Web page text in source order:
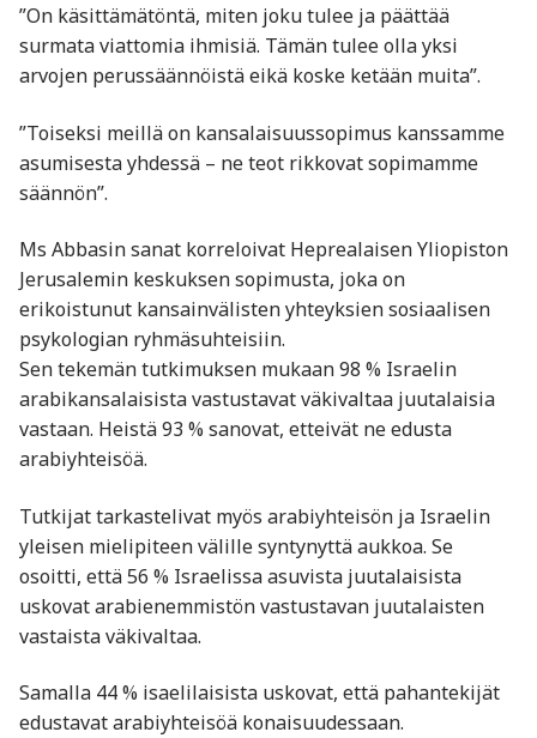
”On käsittämätöntä, miten joku tulee ja päättää
surmata viattomia ihmisiä. Tämän tulee olla yksi
arvojen perussäännöistä eikä koske ketään muita”.
”Toiseksi meillä on kansalaisuussopimus kanssamme
asumisesta yhdessä – ne teot rikkovat sopimamme
säännön”.
Ms Abbasin sanat korreloivat Heprealaisen Yliopiston
Jerusalemin keskuksen sopimusta, joka on
erikoistunut kansainvälisten yhteyksien sosiaalisen
psykologian ryhmäsuhteisiin.
Sen tekemän tutkimuksen mukaan 98 % Israelin
arabikansalaisista vastustavat väkivaltaa juutalaisia
vastaan. Heistä 93 % sanovat, etteivät ne edusta
arabiyhteisöä.
Tutkijat tarkastelivat myös arabiyhteisön ja Israelin
yleisen mielipiteen välille syntynyttä aukkoa. Se
osoitti, että 56 % Israelissa asuvista juutalaisista
uskovat arabienemmistön vastustavan juutalaisten
vastaista väkivaltaa.
Samalla 44 % isaelilaisista uskovat, että pahantekijät
edustavat arabiyhteisöä konaisuudessaan.